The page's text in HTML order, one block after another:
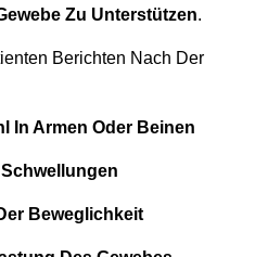
Zu Unterstützen.
Berichten Nach Der
In Armen Oder Beinen
Beweglichkeit